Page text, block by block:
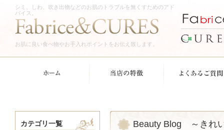
シミ、しわ、吹き出物などのお肌のトラブルを無くすためのアド
バイス。
お肌に良い食べ物やお手入れポイントをお伝え致します。
Beauty Blog ～きれ
カテゴリ一覧